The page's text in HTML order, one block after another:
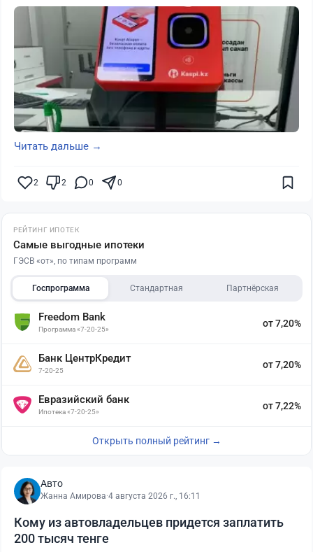
Читать дальше →
2 2 0 0
РЕЙТИНГ ИПОТЕК
Самые выгодные ипотеки
ГЭСВ «от», по типам программ
Госпрограмма Стандартная Партнёрская
Freedom Bank
Программа «7-20-25»
от 7,20%
Банк ЦентрКредит
7-20-25
от 7,20%
Евразийский банк
Ипотека «7-20-25»
от 7,22%
Открыть полный рейтинг →
Авто
Жанна Амирова·4 августа 2026 г., 16:11
Кому из автовладельцев придется заплатить
200 тысяч тенге